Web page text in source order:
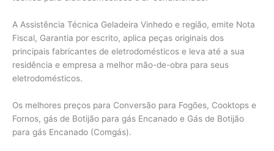
A Assistência Técnica Geladeira Vinhedo e região, emite Nota
Fiscal, Garantia por escrito, aplica peças originais dos
principais fabricantes de eletrodomésticos e leva até a sua
residência e empresa a melhor mão-de-obra para seus
eletrodomésticos.
Os melhores preços para Conversão para Fogões, Cooktops e
Fornos, gás de Botijão para gás Encanado e Gás de Botijão
para gás Encanado (Comgás).